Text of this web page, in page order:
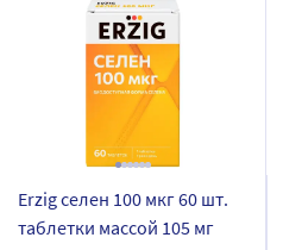
Erzig селен 100 мкг 60 шт.
таблетки массой 105 мг